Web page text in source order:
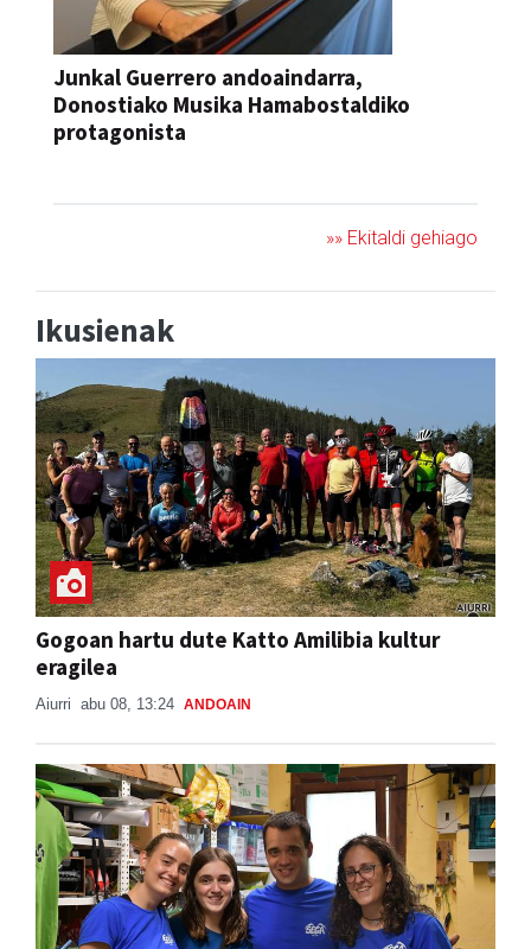
Junkal Guerrero andoaindarra,
Donostiako Musika Hamabostaldiko
protagonista
»» Ekitaldi gehiago
Ikusienak
Gogoan hartu dute Katto Amilibia kultur
eragilea
Aiurri abu 08, 13:24 ANDOAIN